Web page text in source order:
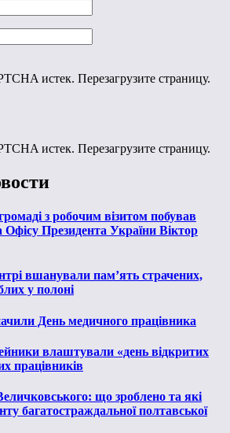
истек. Перезагрузите страницу.
истек. Перезагрузите страницу.
з робочим візитом побував
Офісу Президента України Віктор
вшанували пам’ять страчених,
у полоні
День медичного працівника
влаштували «день відкритих
працівників
що зроблено та які
багатостраждальної полтавської